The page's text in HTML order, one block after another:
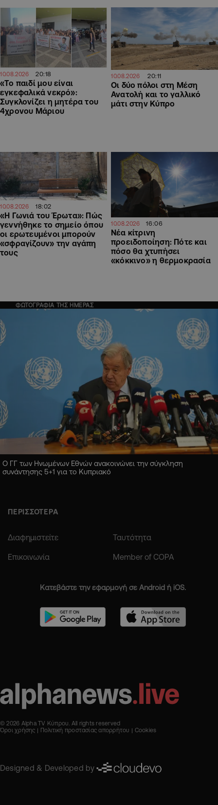
10.08.2026 20:18
«Το παιδί μου είναι
εγκεφαλικά νεκρό»:
Συγκλονίζει η μητέρα του
4χρονου Μάριου
10.08.2026 20:11
Οι δύο πόλοι στη Μέση
Ανατολή και το γαλλικό
μάτι στην Κύπρο
10.08.2026 18:02
«Η Γωνιά του Έρωτα»: Πώς
γεννήθηκε το σημείο όπου
οι ερωτευμένοι μπορούν
«σφραγίζουν» την αγάπη
τους
10.08.2026 16:06
Νέα κίτρινη
προειδοποίηση: Πότε και
πόσο θα χτυπήσει
«κόκκινο» η θερμοκρασία
ΦΩΤΟΓΡΑΦΙΑ ΤΗΣ ΗΜΕΡΑΣ
Ο ΓΓ των Ηνωμένων Εθνών ανακοινώνει την σύγκληση
συνάντησης 5+1 για το Κυπριακό
ΠΕΡΙΣΣΟΤΕΡΑ
Διαφημιστείτε Ταυτότητα
Επικοινωνία Member of COPA
Κατεβάστε την εφαρμογή σε Android ή iOS.
© 2026 Alpha TV Κύπρου. All rights reserved
Όροι χρήσης
Πολιτική προστασίας απορρήτου Cookies
Designed & Developed by